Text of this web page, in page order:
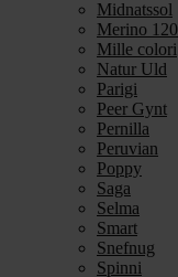
Midnatssol
Merino 120
Mille colori
Natur Uld
Parigi
Peer Gynt
Pernilla
Peruvian
Poppy
Saga
Selma
Smart
Snefnug
Spinni